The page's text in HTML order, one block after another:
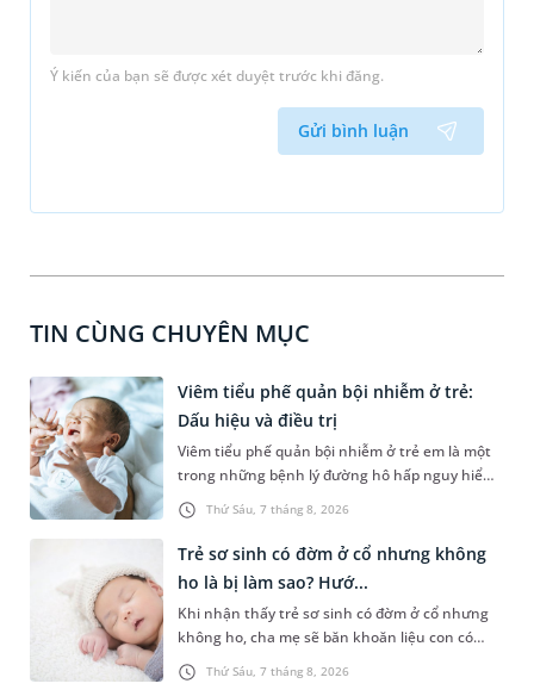
Ý kiến của bạn sẽ được xét duyệt trước khi đăng.
Gửi bình luận
TIN CÙNG CHUYÊN MỤC
Thứ Sáu, 7 tháng 8, 2026
Viêm tiểu phế quản bội nhiễm ở trẻ:
Dấu hiệu và điều trị
Viêm tiểu phế quản bội nhiễm ở trẻ em là một
trong những bệnh lý đường hô hấp nguy hiểm,
thường bùng phát vào thời điểm giao mùa. Khi
những tổn thương ban đầu do virus chưa kịp
lành, vi khuẩn cơ hội sẽ nhanh chóng tấn công,
khiến tình trạng viêm nhiễm chuyển biến nặng
và đe dọa trực tiếp đến tính mạng của trẻ nếu
không được can thiệp kịp thời. Do đó, việc nắm
được các thông tin về bệnh lý này là điều các
bậc phụ huynh nên lưu ý.
Thứ Sáu, 7 tháng 8, 2026
Trẻ sơ sinh có đờm ở cổ nhưng không
ho là bị làm sao? Hướ...
Khi nhận thấy trẻ sơ sinh có đờm ở cổ nhưng
không ho, cha mẹ sẽ băn khoăn liệu con có
đang mắc bệnh đường hô hấp hay không.
Những chia sẻ dưới đây sẽ giúp cha mẹ hiểu